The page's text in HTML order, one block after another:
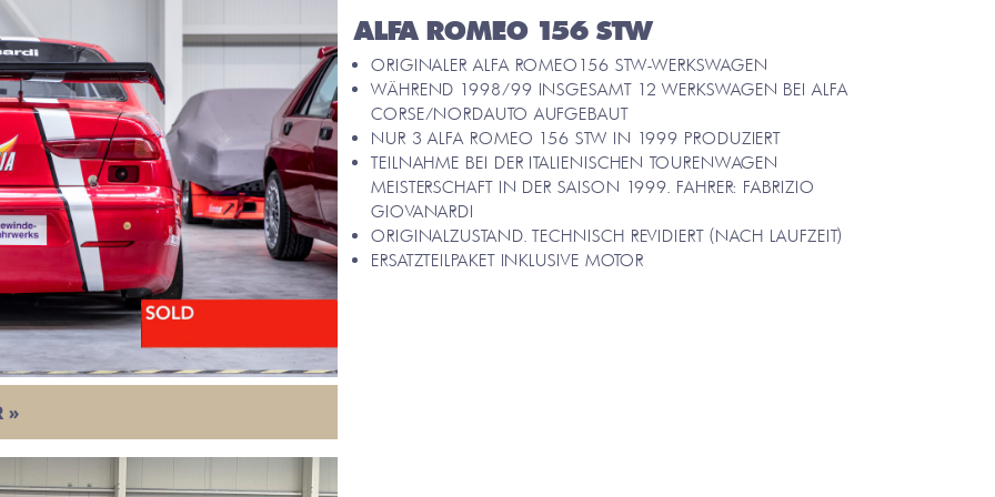
»
ALFA ROMEO 156 STW
ORIGINALER ALFA ROMEO156 STW-WERKSWAGEN
WÄHREND 1998/99 INSGESAMT 12 WERKSWAGEN BEI ALFA
CORSE/NORDAUTO AUFGEBAUT
NUR 3 ALFA ROMEO 156 STW IN 1999 PRODUZIERT
TEILNAHME BEI DER ITALIENISCHEN TOURENWAGEN
MEISTERSCHAFT IN DER SAISON 1999. FAHRER: FABRIZIO
GIOVANARDI
ORIGINALZUSTAND. TECHNISCH REVIDIERT (NACH LAUFZEIT)
ERSATZTEILPAKET INKLUSIVE MOTOR